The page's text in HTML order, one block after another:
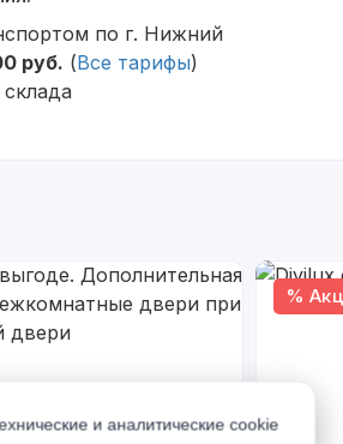
по г. Нижний
руб. (Все тарифы)
%
и аналитические cookie